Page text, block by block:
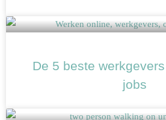
De 5 beste
jobs